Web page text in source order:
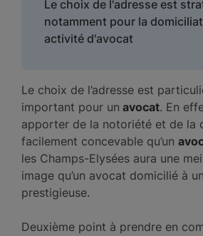
Le choix de l'adresse est
notamment pour la
activité d'avocat
Le choix de l’adresse est
important pour un avocat. En
apporter de la notoriété et de la
facilement concevable qu’un
les Champs-Elysées aura une
image qu’un avocat domicilié à
prestigieuse.
Deuxième point à prendre en